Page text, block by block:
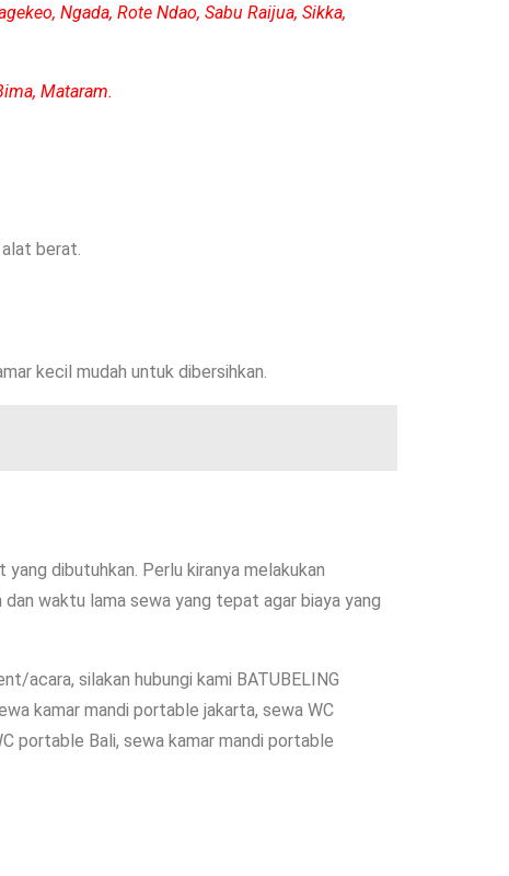
Ngada, Rote Ndao, Sabu Raijua, Sikka,
Mataram.
berat.
kecil mudah untuk dibersihkan.
dibutuhkan. Perlu kiranya melakukan
waktu lama sewa yang tepat agar biaya yang
acara, silakan hubungi kami BATUBELING
kamar mandi portable jakarta, sewa WC
portable Bali, sewa kamar mandi portable